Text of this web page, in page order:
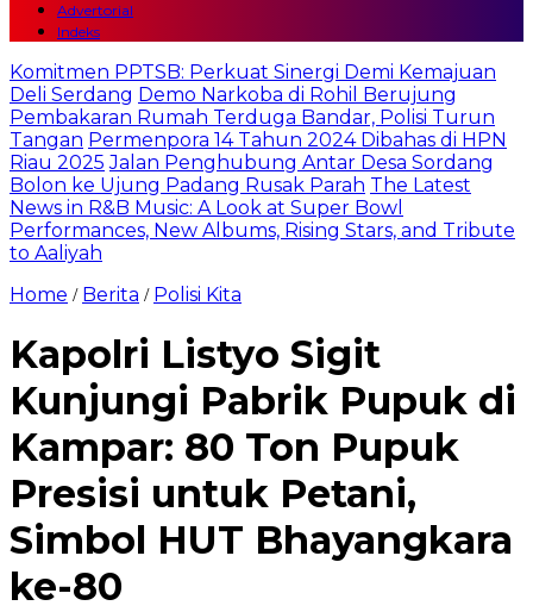
Advertorial
Indeks
Komitmen PPTSB: Perkuat Sinergi Demi Kemajuan
Deli Serdang Demo Narkoba di Rohil Berujung
Pembakaran Rumah Terduga Bandar, Polisi Turun
Tangan Permenpora 14 Tahun 2024 Dibahas di HPN
Riau 2025 Jalan Penghubung Antar Desa Sordang
Bolon ke Ujung Padang Rusak Parah The Latest
News in R&B Music: A Look at Super Bowl
Performances, New Albums, Rising Stars, and Tribute
to Aaliyah
Home / Berita / Polisi Kita
Kapolri Listyo Sigit
Kunjungi Pabrik Pupuk di
Kampar: 80 Ton Pupuk
Presisi untuk Petani,
Simbol HUT Bhayangkara
ke-80